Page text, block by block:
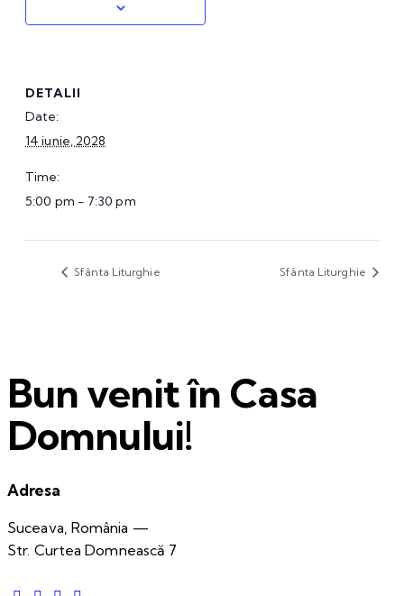
DETALII
Date:
14 iunie, 2028
Time:
5:00 pm - 7:30 pm
Sfânta Liturghie Sfânta Liturghie
Bun venit în Casa
Domnului!
Adresa
Suceava, România —
Str. Curtea Domnească 7